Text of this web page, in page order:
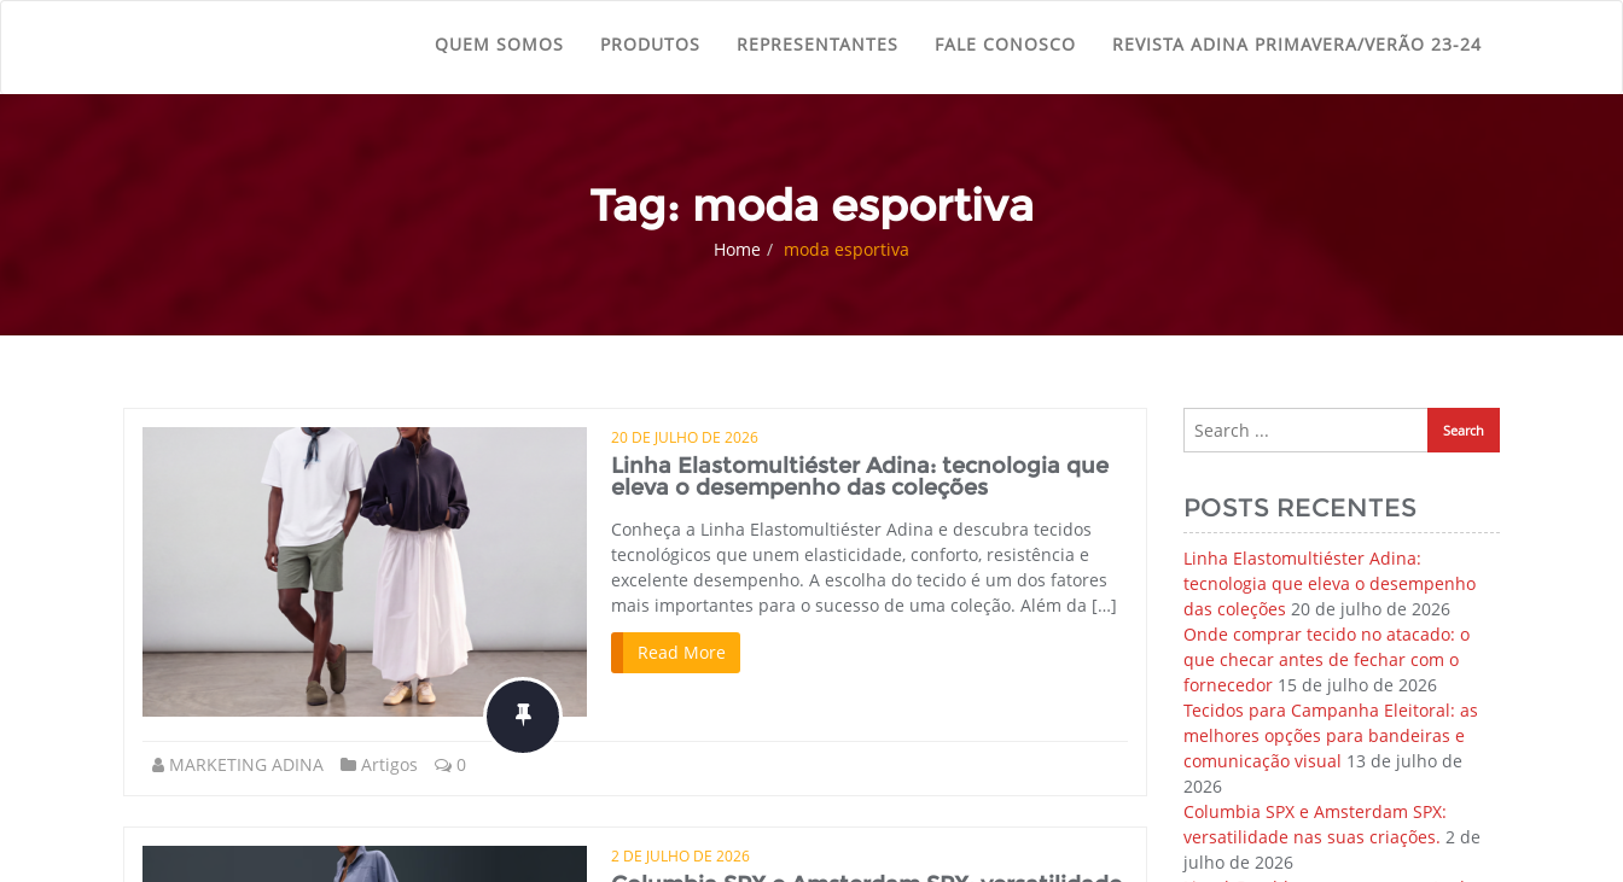
QUEM SOMOS PRODUTOS REPRESENTANTES FALE CONOSCO REVISTA ADINA PRIMAVERA/VERÃO 23-24
Tag: moda esportiva
Home moda esportiva
20 DE JULHO DE 2026
Linha Elastomultiéster Adina: tecnologia que
eleva o desempenho das coleções
Conheça a Linha Elastomultiéster Adina e descubra tecidos
tecnológicos que unem elasticidade, conforto, resistência e
excelente desempenho. A escolha do tecido é um dos fatores
mais importantes para o sucesso de uma coleção. Além da […]
Read More
MARKETING ADINA Artigos 0
2 DE JULHO DE 2026
POSTS RECENTES
Linha Elastomultiéster Adina:
tecnologia que eleva o desempenho
das coleções 20 de julho de 2026
Onde comprar tecido no atacado: o
que checar antes de fechar com o
fornecedor 15 de julho de 2026
Tecidos para Campanha Eleitoral: as
melhores opções para bandeiras e
comunicação visual 13 de julho de
2026
Columbia SPX e Amsterdam SPX:
versatilidade nas suas criações. 2 de
julho de 2026